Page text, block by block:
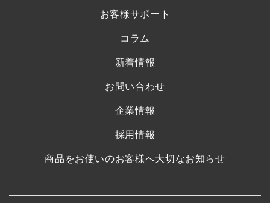
お客様サポート
コラム
新着情報
お問い合わせ
企業情報
採用情報
商品をお使いのお客様へ大切なお知らせ